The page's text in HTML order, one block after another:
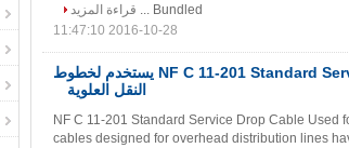
Bundled ...
قراءة المزيد
2016-10-28 11:47:10
NF C 11-201 Standard Service Drop Drop Cable يستخدم لخطوط
النقل العلوية
NF C 11-201 Standard Service Drop Cable Used
cables designed for overhead distribution lines